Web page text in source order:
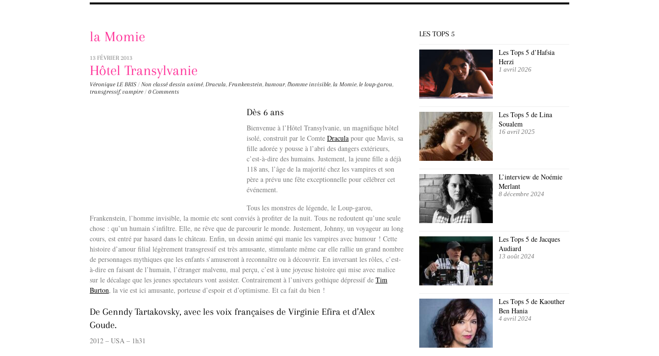
Scroll
content
la Momie
13 FÉVRIER 2013
Hôtel Transylvanie
Véronique LE BRIS / Non classé dessin animé, Dracula, Frankenstein, humour, l'homme invisible, la Momie, le loup-garou,
transgressif,vampire / 0 Comments
Dès 6 ans
Bienvenue à l’Hôtel Transylvanie, un magnifique hôtel
isolé, construit par le Comte Dracula pour que Mavis, sa
fille adorée y pousse à l’abri des dangers extérieurs,
c’est-à-dire des humains. Justement, la jeune fille a déjà
118 ans, l’âge de la majorité chez les vampires et son
père a prévu une fête exceptionnelle pour célébrer cet
événement.
Tous les monstres de légende, le Loup-garou,
Frankenstein, l’homme invisible, la momie etc sont conviés à profiter de la nuit. Tous ne redoutent qu’une seule
chose : qu’un humain s’infiltre. Elle, ne rêve que de parcourir le monde. Justement, Johnny, un voyageur au long
cours, est entré par hasard dans le château. Enfin, un dessin animé qui manie les vampires avec humour ! Cette
histoire d’amour filial légèrement transgressif est très amusante, stimulante même car elle rallie un grand nombre
de personnages mythiques que les enfants s’amuseront à reconnaître ou à découvrir. En inversant les rôles, c’est-
à-dire en faisant de l’humain, l’étranger malvenu, mal perçu, c’est à une joyeuse histoire qui mise avec malice
sur le décalage que les jeunes spectateurs vont assister. Contrairement à l’univers gothique dépressif de Tim
Burton, la vie est ici amusante, porteuse d’espoir et d’optimisme. Et ca fait du bien !
De Genndy Tartakovsky, avec les voix françaises de Virginie Efira et d’Alex
Goude.
2012 – USA – 1h31
LES TOPS 5
Les Tops 5 d’Hafsia
Herzi
1 avril 2026
Les Tops 5 de Lina
Soualem
16 avril 2025
L’interview de Noémie
Merlant
8 décembre 2024
Les Tops 5 de Jacques
Audiard
13 août 2024
Les Tops 5 de Kaouther
Ben Hania
4 avril 2024